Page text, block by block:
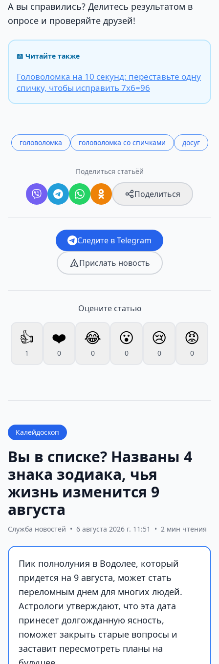
А вы справились? Делитесь результатом в
опросе и проверяйте друзей!
📖 Читайте также
Головоломка на 10 секунд: переставьте одну
спичку, чтобы исправить 7х6=96
головоломка головоломка со спичками досуг
Поделиться статьёй
Поделиться
Следите в Telegram
Прислать новость
Оцените статью
👍
1
❤️
0
😂
0
😮
0
😢
0
😡
0
Калейдоскоп
Вы в списке? Названы 4
знака зодиака, чья
жизнь изменится 9
августа
Служба новостей • 6 августа 2026 г. 11:51 • 2 мин чтения
Пик полнолуния в Водолее, который
придется на 9 августа, может стать
переломным днем для многих людей.
Астрологи утверждают, что эта дата
принесет долгожданную ясность,
поможет закрыть старые вопросы и
заставит пересмотреть планы на